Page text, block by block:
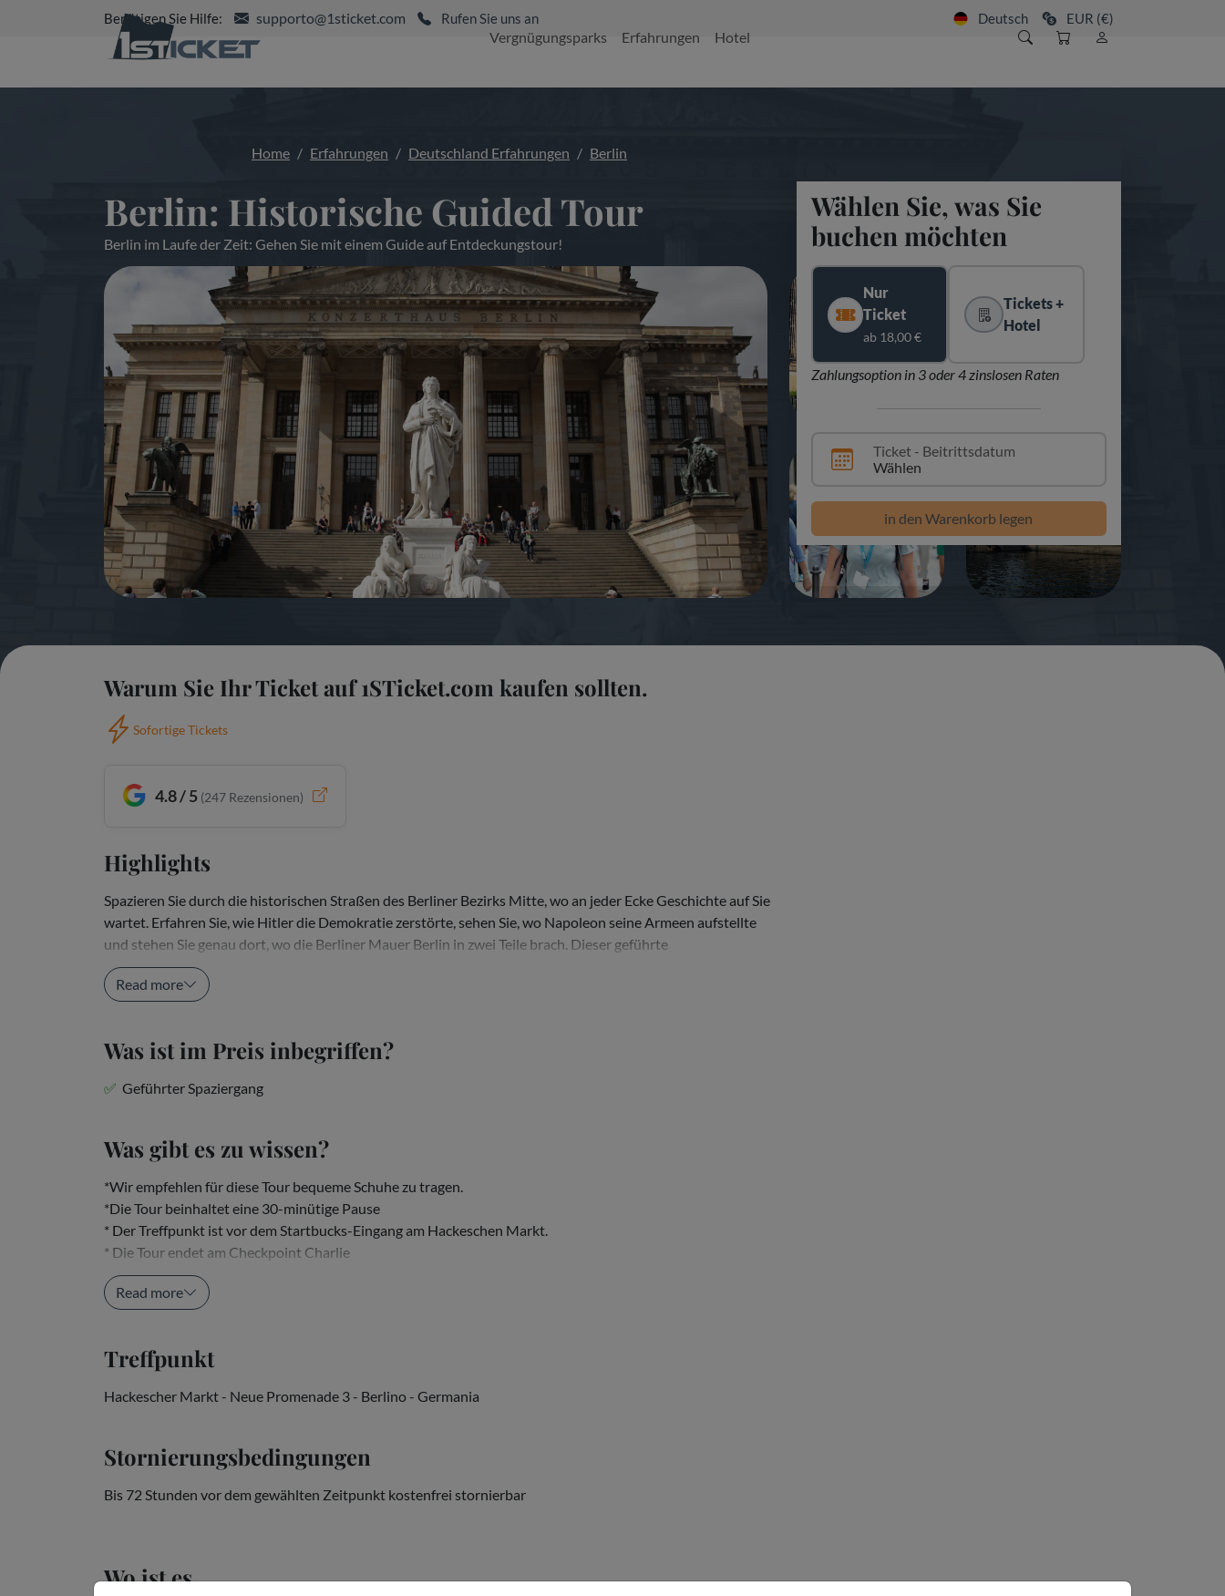
Benötigen Sie Hilfe: supporto@1sticket.com Rufen Sie uns an Deutsch EUR (€)
Vergnügungsparks Erfahrungen Hotel
Home Erfahrungen Deutschland Erfahrungen Berlin
Berlin: Historische Guided Tour
Berlin im Laufe der Zeit: Gehen Sie mit einem Guide auf Entdeckungstour!
+2
Warum Sie Ihr Ticket auf 1STicket.com kaufen sollten.
Sofortige Tickets
4.8 / 5 (247 Rezensionen)
Highlights
Spazieren Sie durch die historischen Straßen des Berliner Bezirks Mitte, wo an jeder Ecke Geschichte auf Sie
wartet. Erfahren Sie, wie Hitler die Demokratie zerstörte, sehen Sie, wo Napoleon seine Armeen aufstellte
und stehen Sie genau dort, wo die Berliner Mauer Berlin in zwei Teile brach. Dieser geführte
Geschichtsspaziergang lässt Sie in die...
Read more
Was ist im Preis inbegriffen?
Geführter Spaziergang
Was gibt es zu wissen?
*Wir empfehlen für diese Tour bequeme Schuhe zu tragen.
*Die Tour beinhaltet eine 30-minütige Pause
* Der Treffpunkt ist vor dem Startbucks-Eingang am Hackeschen Markt.
* Die Tour endet am Checkpoint Charlie
* Für Kinder...
Read more
Treffpunkt
Hackescher Markt - Neue Promenade 3 - Berlino - Germania
Stornierungsbedingungen
Bis 72 Stunden vor dem gewählten Zeitpunkt kostenfrei stornierbar
Wo ist es
Wählen Sie, was Sie
buchen möchten
Nur
Ticket
ab 18,00 €
Tickets +
Hotel
Zahlungsoption in 3 oder 4 zinslosen Raten
Ticket - Beitrittsdatum
Wählen
in den Warenkorb legen